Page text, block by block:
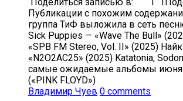
Публикации с похожим
группа ТиФ выложила в сеть
Sick Puppies — «Wave The Bull»
«SPB FM Stereo, Vol. II» (2025)
«N2O2AC25» (2025) Katatonia,
самые ожидаемые альбомы
(«PINK FLOYD»)
Владимир Чуев 0 comments